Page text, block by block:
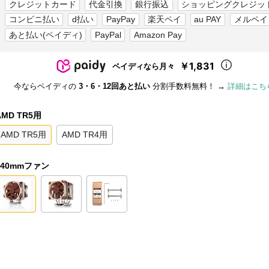
クレジットカード 代金引換 銀行振込
ショッピングクレジッ
コンビニ払い
d払い PayPay 楽天ペイ au PAY
メルペイ
あと払い(ペイディ)
PayPal Amazon Pay
ペイディなら月々 ￥1,831
今ならペイディの 3・6・12回あと払い 分割手数料無料！ → 詳細はこち
TR5用
AMD TR5用 AMD TR4用
ファン